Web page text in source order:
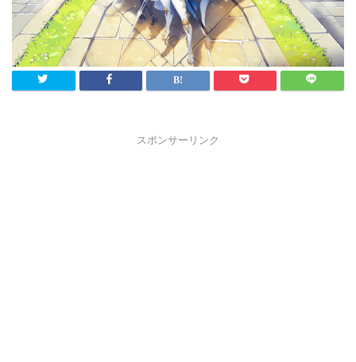
スポンサーリンク